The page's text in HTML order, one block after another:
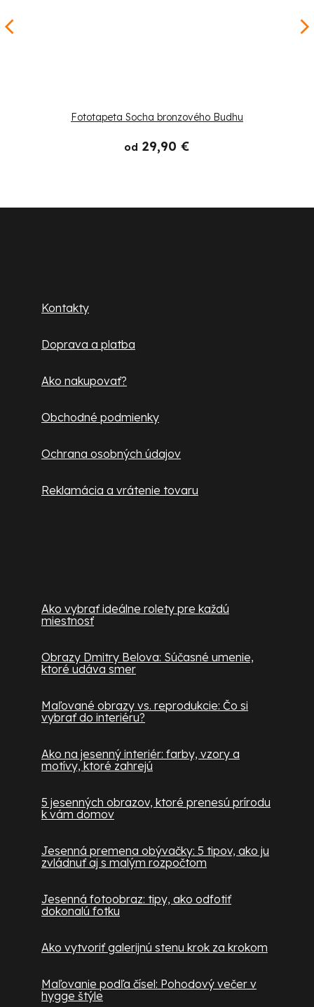
Fototapeta Socha bronzového Budhu
od 29,90 €
Kontakty
Doprava a platba
Ako nakupovať?
Obchodné podmienky
Ochrana osobných údajov
Reklamácia a vrátenie tovaru
Ako vybrať ideálne rolety pre každú
miestnosť
Obrazy Dmitry Belova: Súčasné umenie,
ktoré udáva smer
Maľované obrazy vs. reprodukcie: Čo si
vybrať do interiéru?
Ako na jesenný interiér: farby, vzory a
motívy, ktoré zahrejú
5 jesenných obrazov, ktoré prenesú prírodu
k vám domov
Jesenná premena obývačky: 5 tipov, ako ju
zvládnuť aj s malým rozpočtom
Jesenná fotoobraz: tipy, ako odfotiť
dokonalú fotku
Ako vytvoriť galerijnú stenu krok za krokom
Maľovanie podľa čísel: Pohodový večer v
hygge štýle